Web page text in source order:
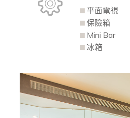
平面電視
保險箱
Mini Bar
冰箱